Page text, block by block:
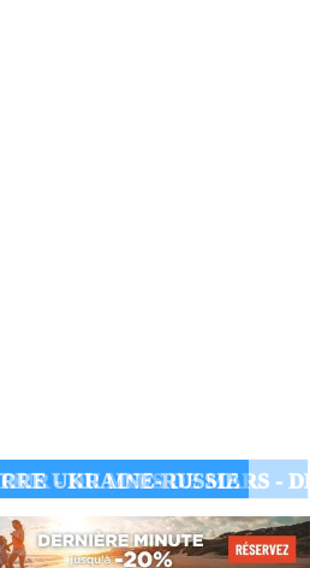
UKRAINE-RUSSIE